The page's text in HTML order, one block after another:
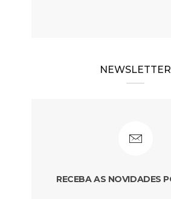
NEWSLETTER
RECEBA AS NOVIDADES